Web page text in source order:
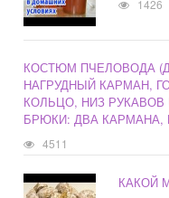
1426
КОСТЮМ ПЧЕЛОВОДА
НАГРУДНЫЙ КАРМАН,
КОЛЬЦО, НИЗ РУКАВОВ
БРЮКИ: ДВА КАРМАНА,
4511
КАКОЙ